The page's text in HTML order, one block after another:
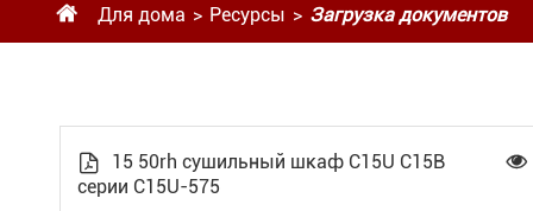
 Для дома Ресурсы Загрузка документов

15 50rh сушильный шкаф C15U C15B
серии C15U-575
